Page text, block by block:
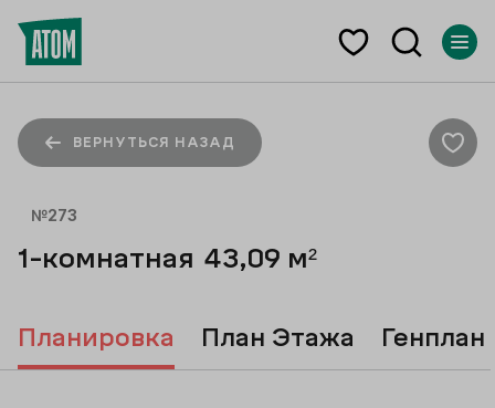
ВЕРНУТЬСЯ НАЗАД
№273
1-комнатная 43,09 м²
Планировка План Этажа Генплан